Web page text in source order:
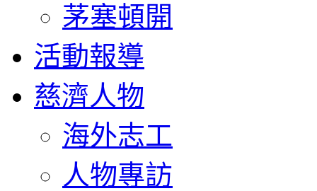
茅塞頓開
活動報導
慈濟人物
海外志工
人物專訪